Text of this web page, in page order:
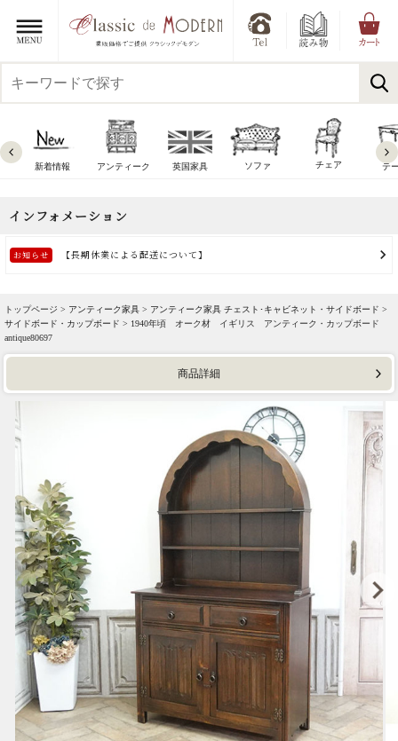
新着情報 アンティーク 英国家具 ソファ チェア テ
トップページ > アンティーク家具 > アンティーク家具 チェスト･キャビネット・サイドボード >
サイドボード・カップボード > 1940年頃 オーク材 イギリス アンティーク・カップボード
antique80697
商品詳細